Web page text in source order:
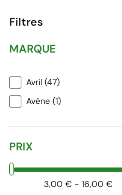
Filtres
MARQUE
Avril (47)
Avène (1)
PRIX
3,00 € - 16,00 €